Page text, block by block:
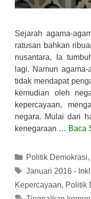
Sejarah agama-
ratusan bahkan
nusantara, Ia
lagi. Namun
tidak mendapat
kemudian oleh
kepercayaan,
negara. Mulai dari
kenegaraan … Baca
Kategori
Politik Demokrasi,
Tag
Januari 2016 -
Kepercayaan, Politik